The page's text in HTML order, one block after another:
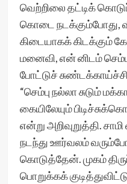
வெற்றிலை தட்டிக்
கொடை நடக்கும்போது,
கிடையாகக் கிடக்கும்
மனைவி, என் னிடம்
போட்டுச்
“செம்பு நல்லா சுடும்
கையிலேயும்
என்று அறிவுறுத்தி.
நடந்து ஊர்வலம்
கொடுத்தேன். முகம்
பொறுக்கக்